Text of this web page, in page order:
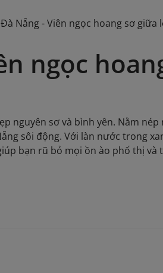
Đà Nẵng - Viên ngọc hoang sơ giữa
ngọc
nguyên sơ và bình yên. Nằm
sôi động. Với làn nước trong
bạn rũ bỏ mọi ồn ào phố thị